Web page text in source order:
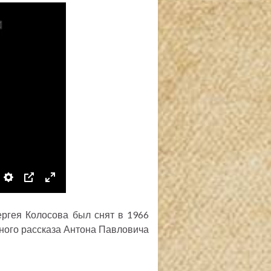
S
P
E
Колосова был снят в 1966
рассказа Антона Павловича